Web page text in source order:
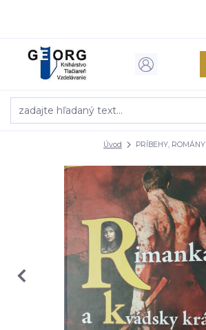
Úvod PRÍBEHY, ROMÁNY